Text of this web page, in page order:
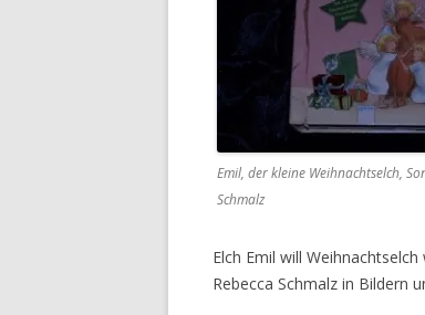
Emil, der kleine Weihnachtselch,
Schmalz
Elch Emil will
Rebecca Schmalz in Bildern